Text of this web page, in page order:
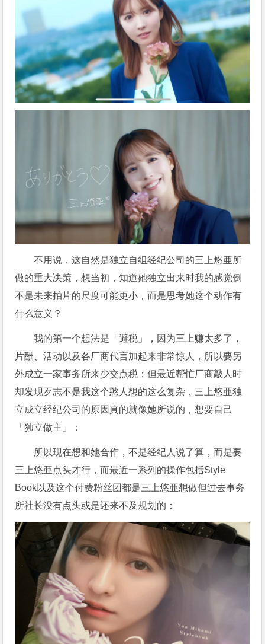
不用说，这自然是独立自组经纪公司的三上悠亜所
做的重大决策，想当初，知道她独立出来时我的感觉倒
不是未来拍片的尺度可能更小，而是思考她这个动作有
什么意义？
我的第一个想法是「避税」，因为三上赚太多了，
片酬、活动以及各厂商代言加起来非常惊人，所以要另
外成立一家事务所来少交点税；但最近帮忙厂商敲人时
却发现歹志不是我这个憨人想的这么复杂，三上悠亜独
立成立经纪公司的原因真的就像她所说的，想要自己
「独立做主」：
所以现在想和她合作，不是经纪人说了算，而是要
三上悠亜点头才行，而最近一系列的操作包括Style
Book以及这个付费粉丝团都是三上悠亜想做但过去事务
所社长没有点头或是还来不及规划的：